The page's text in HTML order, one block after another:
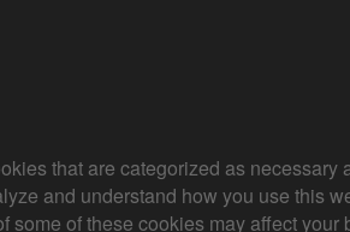
that are categorized as necessary
and understand how you use this
of these cookies may affect your